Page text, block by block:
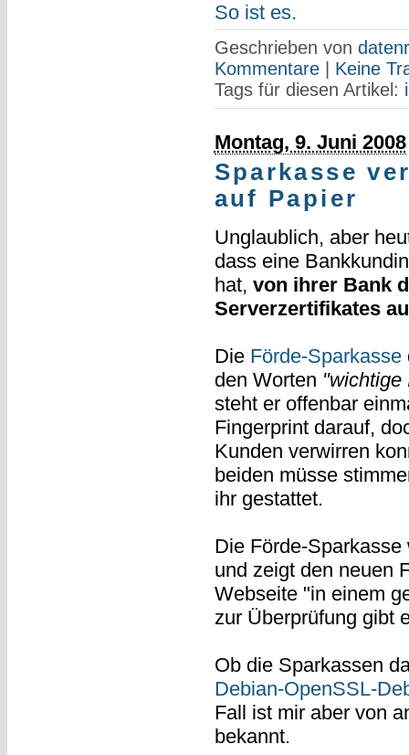
So ist es.
Geschrieben von
Kommentare| Keine
Tags für diesen Artikel:
Montag, 9. Juni 2008
Sparkasse
auf Papier
Unglaublich, aber
dass eine
hat, von ihrer Bank
Serverzertifikates
Die Förde-Sparkasse
den Worten "wichtige
steht er offenbar
Fingerprint darauf,
Kunden verwirren
beiden müsse
ihr gestattet.
Die Förde-
und zeigt den neuen
Webseite "in einem
zur Überprüfung gibt
Ob die Sparkassen
Debian-OpenSSL-
Fall ist mir aber von
bekannt.